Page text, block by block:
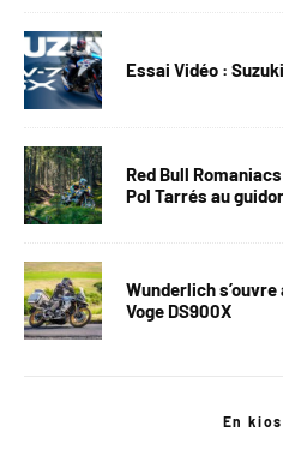
Essai Vidéo :
Red Bull
Pol Tarrés au
Wunderlich
Voge DS900X
En